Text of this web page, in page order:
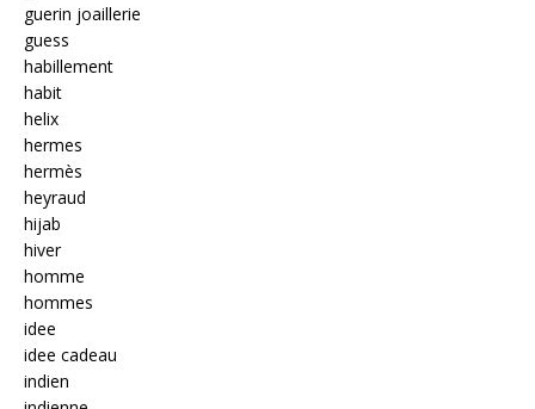
guerin joaillerie
guess
habillement
habit
helix
hermes
hermès
heyraud
hijab
hiver
homme
hommes
idee
idee cadeau
indien